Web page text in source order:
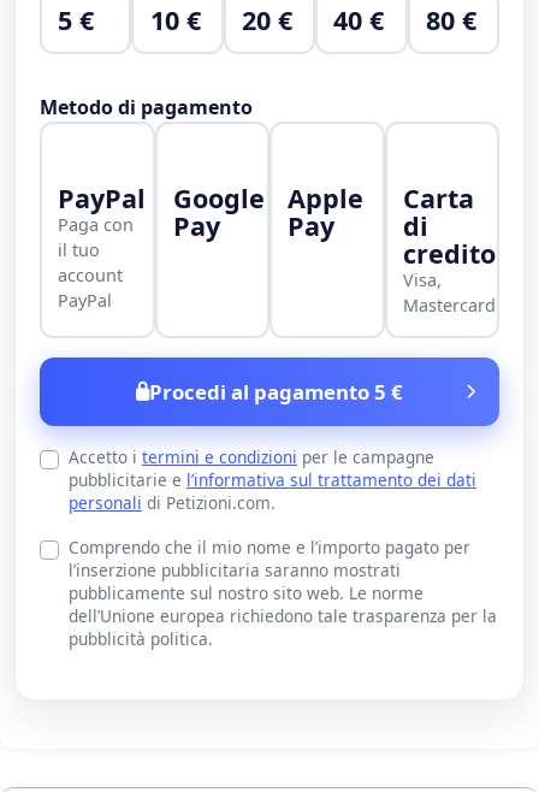
5 € 10 € 20 € 40 € 80 €
Metodo di pagamento
PayPal
Paga con
il tuo
account
PayPal
Google
Pay
Apple
Pay
Carta
di
credito
Visa,
Mastercard
Procedi al pagamento 5 €
Accetto i termini e condizioni per le campagne
pubblicitarie e l’informativa sul trattamento dei dati
personali di Petizioni.com.
Comprendo che il mio nome e l’importo pagato per
l’inserzione pubblicitaria saranno mostrati
pubblicamente sul nostro sito web. Le norme
dell’Unione europea richiedono tale trasparenza per la
pubblicità politica.